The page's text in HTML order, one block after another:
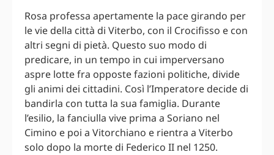
Rosa professa apertamente la pace girando per
le vie della città di Viterbo, con il Crocifisso e con
altri segni di pietà. Questo suo modo di
predicare, in un tempo in cui imperversano
aspre lotte fra opposte fazioni politiche, divide
gli animi dei cittadini. Così l’Imperatore decide di
bandirla con tutta la sua famiglia. Durante
l’esilio, la fanciulla vive prima a Soriano nel
Cimino e poi a Vitorchiano e rientra a Viterbo
solo dopo la morte di Federico II nel 1250.